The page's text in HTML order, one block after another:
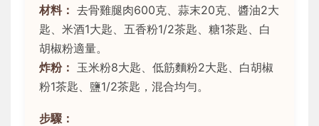
材料： 去骨雞腿肉600克、蒜末20克、醬油2大
匙、米酒1大匙、五香粉1/2茶匙、糖1茶匙、白
胡椒粉適量。
炸粉： 玉米粉8大匙、低筋麵粉2大匙、白胡椒
粉1茶匙、鹽1/2茶匙，混合均勻。
步驟：